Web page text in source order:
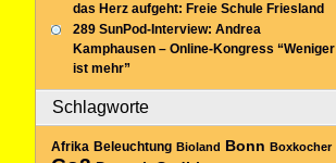
das Herz aufgeht: Freie Schule Friesland
289 SunPod-Interview: Andrea
Kamphausen – Online-Kongress “Weniger
ist mehr”
Schlagworte
Afrika Beleuchtung Bioland Bonn Boxkocher